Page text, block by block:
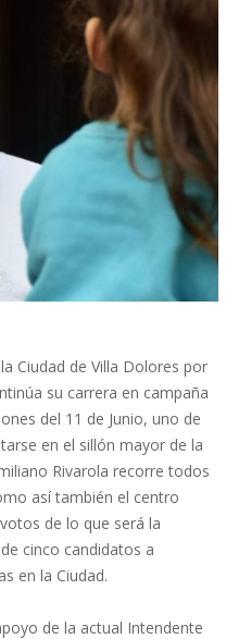
Ciudad de Villa Dolores por
su carrera en campaña
del 11 de Junio, uno de
en el sillón mayor de la
Rivarola recorre todos
así también el centro
de lo que será la
cinco candidatos a
en la Ciudad.
de la actual Intendente